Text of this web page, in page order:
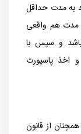
به مدت حداقل
مدت هم واقعی
و سپس با
و اخذ پاسپورت
از قانون